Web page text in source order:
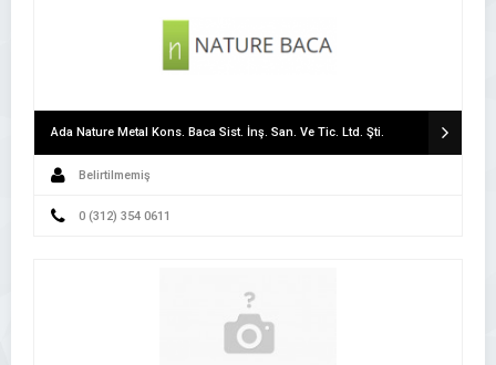
Ada Nature Metal Kons. Baca Sist. İnş. San. Ve Tic. Ltd. Şti.
Belirtilmemiş
0 (312) 354 0611